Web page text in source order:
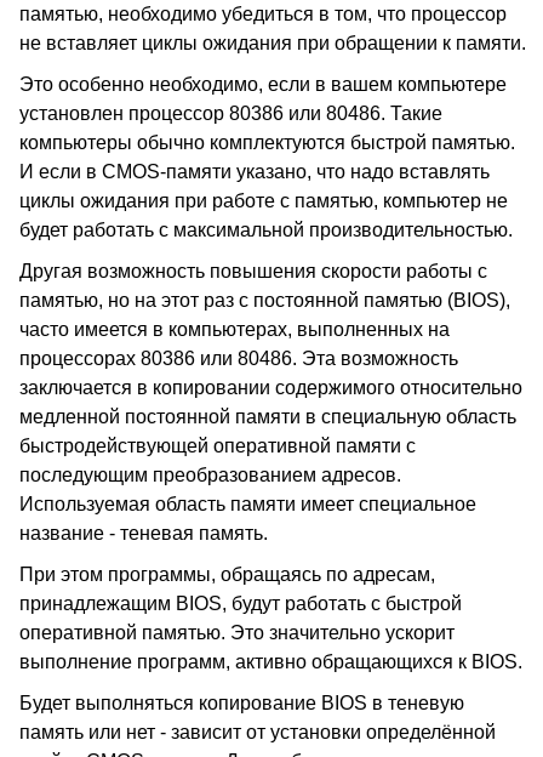
памятью, необходимо убедиться в том, что процессор
не вставляет циклы ожидания при обращении к памяти.
Это особенно необходимо, если в вашем компьютере
установлен процессор 80386 или 80486. Такие
компьютеры обычно комплектуются быстрой памятью.
И если в CMOS-памяти указано, что надо вставлять
циклы ожидания при работе с памятью, компьютер не
будет работать с максимальной производительностью.
Другая возможность повышения скорости работы с
памятью, но на этот раз с постоянной памятью (BIOS),
часто имеется в компьютерах, выполненных на
процессорах 80386 или 80486. Эта возможность
заключается в копировании содержимого относительно
медленной постоянной памяти в специальную область
быстродействующей оперативной памяти с
последующим преобразованием адресов.
Используемая область памяти имеет специальное
название - теневая память.
При этом программы, обращаясь по адресам,
принадлежащим BIOS, будут работать с быстрой
оперативной памятью. Это значительно ускорит
выполнение программ, активно обращающихся к BIOS.
Будет выполняться копирование BIOS в теневую
память или нет - зависит от установки определённой